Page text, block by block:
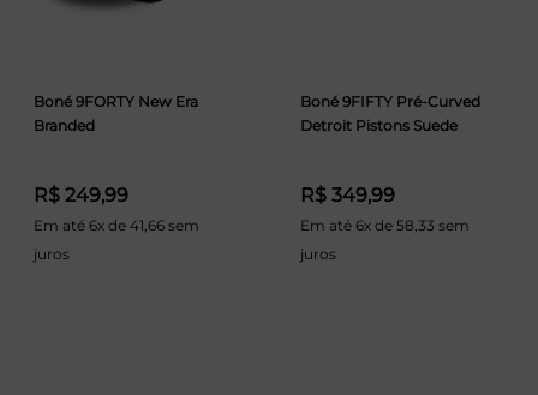
Boné 9FORTY New Era
Branded
R$ 249,99
Em até 6x de 41,66 sem
juros
Boné 9FIFTY Pré-Curved
Detroit Pistons Suede
R$ 349,99
Em até 6x de 58,33 sem
juros